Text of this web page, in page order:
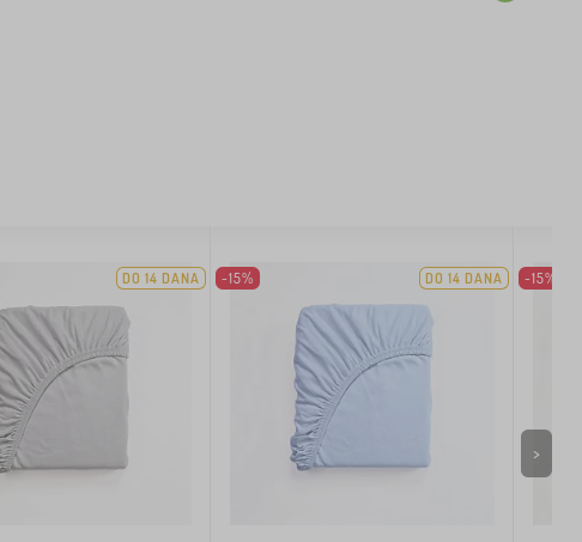
DO 14 DANA -15% DO 14 DANA -15%
>